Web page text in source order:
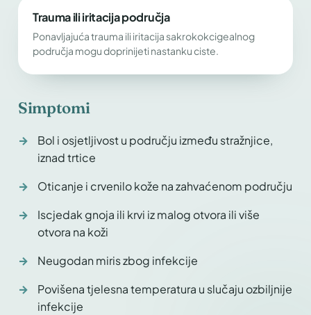
Trauma ili iritacija područja
Ponavljajuća trauma ili iritacija sakrokokcigealnog
područja mogu doprinijeti nastanku ciste.
Simptomi
Bol i osjetljivost u području između stražnjice,
iznad trtice
Oticanje i crvenilo kože na zahvaćenom području
Iscjedak gnoja ili krvi iz malog otvora ili više
otvora na koži
Neugodan miris zbog infekcije
Povišena tjelesna temperatura u slučaju ozbiljnije
infekcije